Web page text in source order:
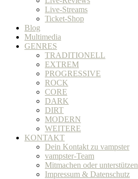
Live-Streams
Ticket-Shop
Blog
Multimedia
GENRES
TRADITIONELL
EXTREM
PROGRESSIVE
ROCK
CORE
DARK
DIRT
MODERN
WEITERE
KONTAKT
Dein Kontakt zu vampster
vampster-Team
Mitmachen oder unterstützen
Impressum & Datenschutz